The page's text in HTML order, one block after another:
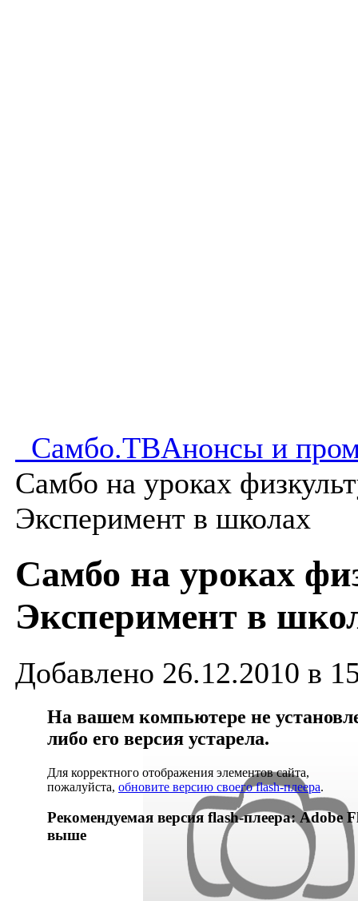
Самбо.ТВАнонсы и
Самбо на уроках
Эксперимент в школах
Самбо на уроках
Эксперимент в
Добавлено 26.12.2010 в
На вашем компьютере не
либо его версия устарела.
Для корректного отображения элементов сайта,
пожалуйста, обновите версию своего flash-плеера.
Рекомендуемая версия flash-плеера: Adobe
выше